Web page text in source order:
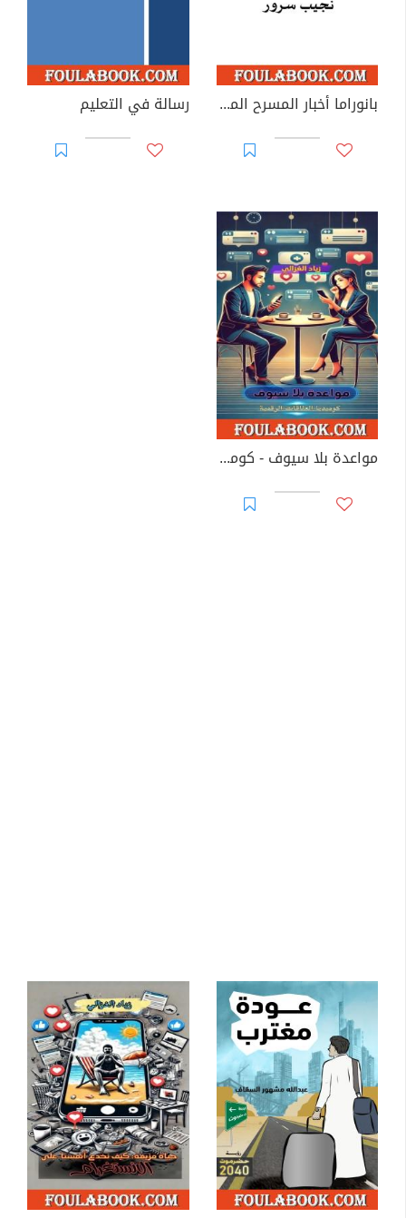
بانوراما أخبار المسرح المصري 1925-1928 رسالة في التعليم
مواعدة بلا سيوف - كوميديا العلاقات الرقمية